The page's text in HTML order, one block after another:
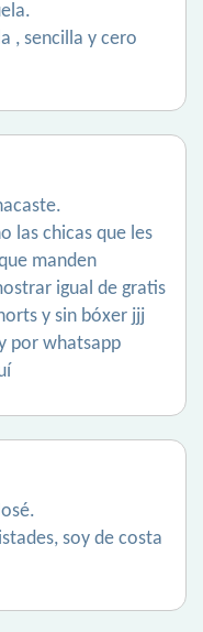
, sencilla y cero
las chicas que les
manden
igual de gratis
y sin bóxer jjj
por whatsapp
soy de costa